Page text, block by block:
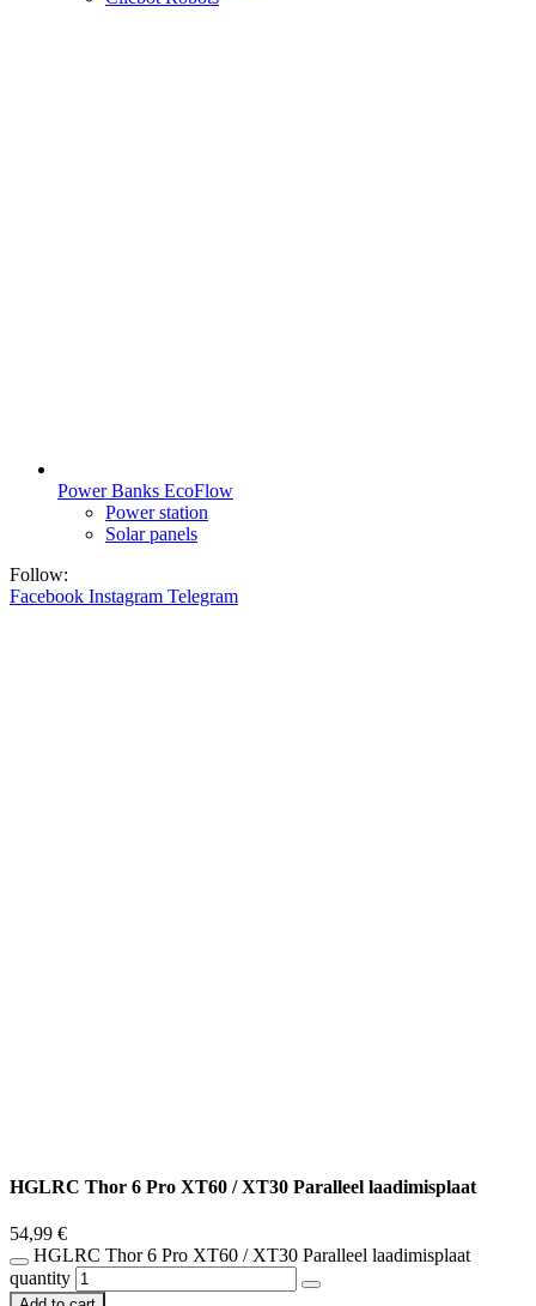
Power Banks EcoFlow
Power station
Solar panels
Follow:
Facebook Instagram Telegram
HGLRC Thor 6 Pro XT60 / XT30 Paralleel laadimisplaat
54,99 €
HGLRC Thor 6 Pro XT60 / XT30 Paralleel laadimisplaat
quantity